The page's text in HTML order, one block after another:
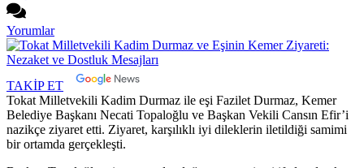
Yorumlar
TAKİP ET
Tokat Milletvekili Kadim Durmaz ile eşi Fazilet Durmaz, Kemer
Belediye Başkanı Necati Topaloğlu ve Başkan Vekili Cansın Efir’i
nazikçe ziyaret etti. Ziyaret, karşılıklı iyi dileklerin iletildiği samimi
bir ortamda gerçekleşti.